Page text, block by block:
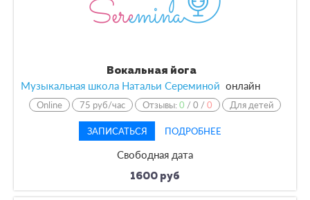
Вокальная йога
Музыкальная школа Натальи Сереминой онлайн
Online 75 руб/час Отзывы:0 /0 /0 Для детей
ЗАПИСАТЬСЯ ПОДРОБНЕЕ
Свободная дата
1600 руб